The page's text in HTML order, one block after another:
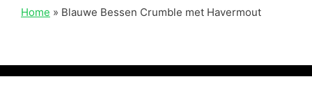
Home » Blauwe Bessen Crumble met Havermout